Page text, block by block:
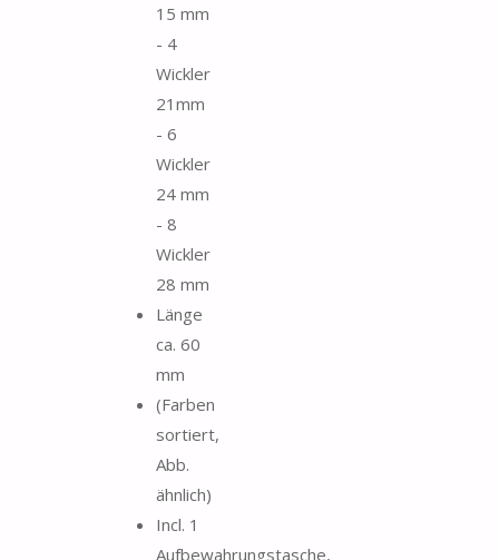
15 mm
- 4
Wickler
21mm
- 6
Wickler
24 mm
- 8
Wickler
28 mm
Länge
ca. 60
mm
(Farben
sortiert,
Abb.
ähnlich)
Incl. 1
Aufbewahrungstasche,